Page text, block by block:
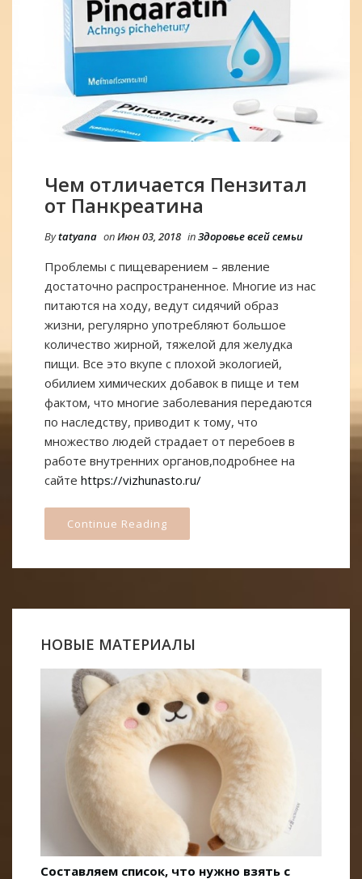
Чем отличается Пензитал
от Панкреатина
Bytatyana onИюн 03, 2018 inЗдоровье всей семьи
Проблемы с пищеварением – явление
достаточно распространенное. Многие из нас
питаются на ходу, ведут сидячий образ
жизни, регулярно употребляют большое
количество жирной, тяжелой для желудка
пищи. Все это вкупе с плохой экологией,
обилием химических добавок в пище и тем
фактом, что многие заболевания передаются
по наследству, приводит к тому, что
множество людей страдает от перебоев в
работе внутренних органов,подробнее на
сайте https://vizhunasto.ru/
Continue Reading
НОВЫЕ МАТЕРИАЛЫ
Составляем список, что нужно взять с